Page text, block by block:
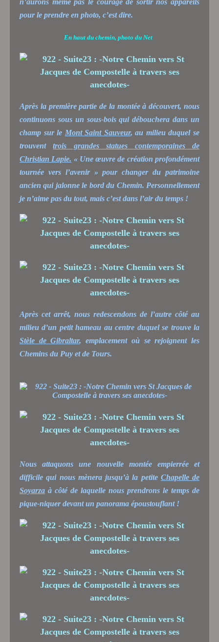
pour le prendre en photo, c’est dire.
En haut du chemin, photo du Net
Après la première partie de la montée à découvert, nous
continuons sous un sous-bois qui débouchera dans un
champ sur le Mont Saint Sauveur, au milieu duquel se
trouventtrois grandes statues contemporaines de
Christian Lapie. « Une œuvre de création profondément
tournée vers l’avenir » pour changer du patrimoine
ancien qui jalonne le bord du Chemin. Personnellement
je n’aime pas du tout, mais c’est dans l’air du temps !
Après cet arrêt, nous redescendons de l’autre côté au
milieu d’un petit hameau au centre duquel se trouve la
Stèle de Gibraltar, emplacement où se rejoignent les
Chemins du Puy et de Tours.
Nous attaquons une nouvelle montée empierrée et
difficile qui nous mènera jusqu’à la petite Chapelle de
Soyarza à côté de laquelle nous prendrons le temps de
pique-niquer devant un panorama époustouflant !